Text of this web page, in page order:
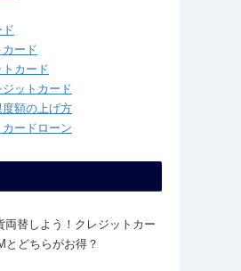
ード
カード
ットカード
額の上げ方
ードローン
替しよう！クレジットカー
とどちらがお得？